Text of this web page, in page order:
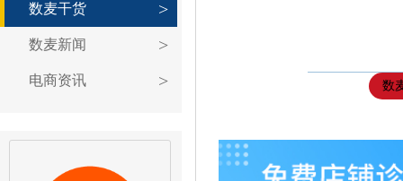
数麦干货
数麦新闻
电商资讯 数